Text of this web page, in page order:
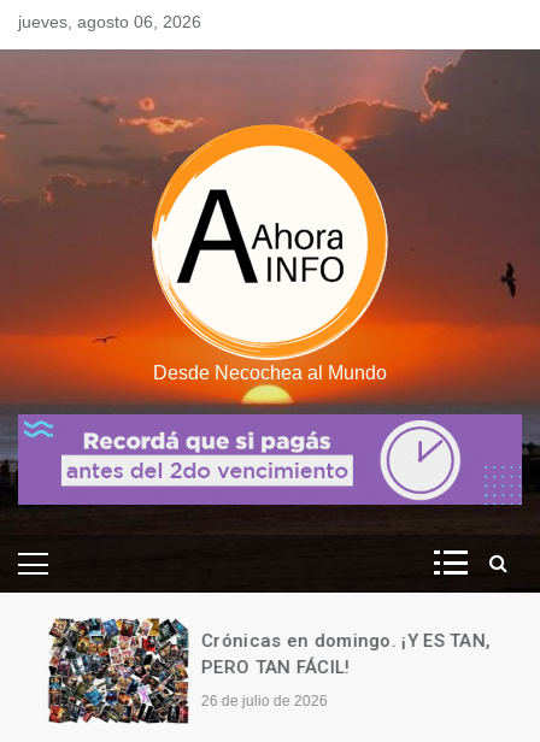
Skipjueves, agosto 06, 2026
Desde Necochea al Mundo
Crónicas en domingo. ¡Y ES TAN,
PERO TAN FÁCIL!
26 de julio de 2026